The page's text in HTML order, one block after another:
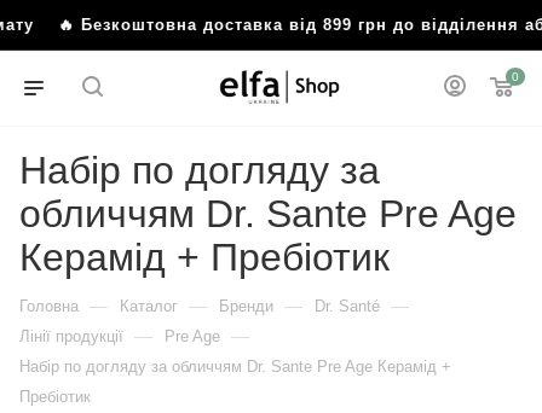
🔥 Безкоштовна доставка від 899 грн до відділення
0
Набір по догляду за
обличчям Dr. Sante Pre Age
Керамід + Пребіотик
Головна — Каталог — Бренди — Dr. Santé —
Лінії продукції — Pre Age —
Набір по догляду за обличчям Dr. Sante Pre Age Керамід +
Пребіотик